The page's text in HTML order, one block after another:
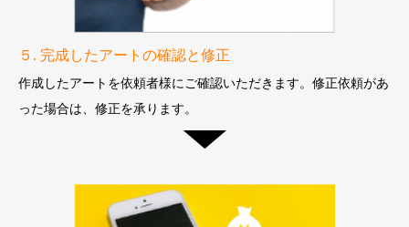
５. 完成したアートの確認と修正
作成したアートを依頼者様にご確認いただきます。 修正依頼があ
った場合は、修正を承ります。